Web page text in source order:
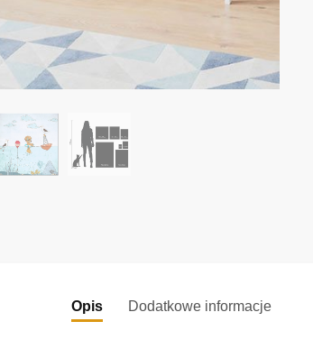
Opis Dodatkowe informacje